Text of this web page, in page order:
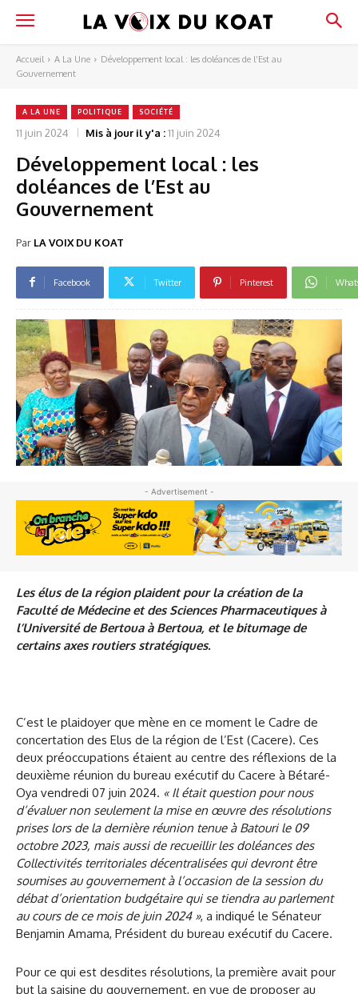
Accueil A La Une
Développement local : les doléances de l’Est au
Gouvernement
A LA UNE POLITIQUE SOCIÉTÉ
11 juin 2024 Mis à jour il y'a :11 juin 2024
Développement local : les
doléances de l’Est au
Gouvernement
Par LA VOIX DU KOAT
Facebook Twitter Pinterest
- Advertisement -
Les élus de la région plaident pour la création de la
Faculté de Médecine et des Sciences Pharmaceutiques à
l’Université de Bertoua à Bertoua, et le bitumage de
certains axes routiers stratégiques.
C’est le plaidoyer que mène en ce moment le Cadre de
concertation des Elus de la région de l’Est (Cacere). Ces
deux préoccupations étaient au centre des réflexions de la
deuxième réunion du bureau exécutif du Cacere à Bétaré-
Oya vendredi 07 juin 2024. « Il était question pour nous
d’évaluer non seulement la mise en œuvre des résolutions
prises lors de la dernière réunion tenue à Batouri le 09
octobre 2023, mais aussi de recueillir les doléances des
Collectivités territoriales décentralisées qui devront être
soumises au gouvernement à l’occasion de la session du
débat d’orientation budgétaire qui se tiendra au parlement
au cours de ce mois de juin 2024 », a indiqué le Sénateur
Benjamin Amama, Président du bureau exécutif du Cacere.
Pour ce qui est desdites résolutions, la première avait pour
but la saisine du gouvernement, en vue de proposer au